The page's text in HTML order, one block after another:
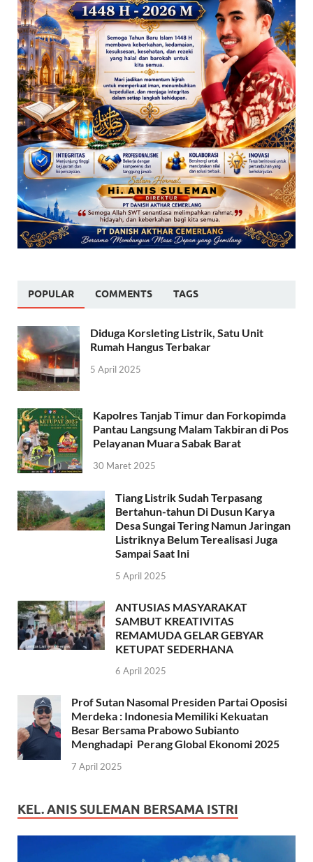
POPULAR COMMENTS TAGS
Diduga Korsleting Listrik, Satu Unit
Rumah Hangus Terbakar
5 April 2025
Kapolres Tanjab Timur dan Forkopimda
Pantau Langsung Malam Takbiran di Pos
Pelayanan Muara Sabak Barat
30 Maret 2025
Tiang Listrik Sudah Terpasang
Bertahun-tahun Di Dusun Karya
Desa Sungai Tering Namun Jaringan
Listriknya Belum Terealisasi Juga
Sampai Saat Ini
5 April 2025
ANTUSIAS MASYARAKAT
SAMBUT KREATIVITAS
REMAMUDA GELAR GEBYAR
KETUPAT SEDERHANA
6 April 2025
Prof Sutan Nasomal Presiden Partai Oposisi
Merdeka : Indonesia Memiliki Kekuatan
Besar Bersama Prabowo Subianto
Menghadapi Perang Global Ekonomi 2025
7 April 2025
KEL. ANIS SULEMAN BERSAMA ISTRI